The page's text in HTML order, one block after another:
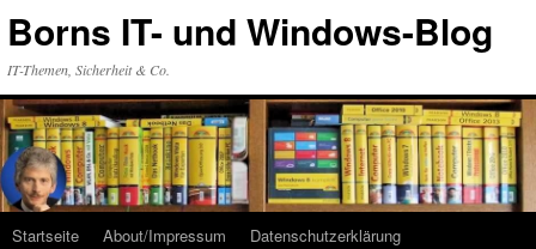
Inhalt
Borns IT- und Windows-Blog
IT-Themen, Sicherheit & Co.
Startseite About/Impressum
Datenschutzerklärung